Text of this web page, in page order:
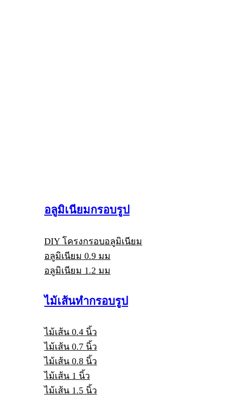
อลูมิเนียมกรอบรูป
DIY โครงกรอบอลูมิเนียม
อลูมิเนียม 0.9 มม
อลูมิเนียม 1.2 มม
ไม้เส้นทำกรอบรูป
ไม้เส้น 0.4 นิ้ว
ไม้เส้น 0.7 นิ้ว
ไม้เส้น 0.8 นิ้ว
ไม้เส้น 1 นิ้ว
ไม้เส้น 1.5 นิ้ว